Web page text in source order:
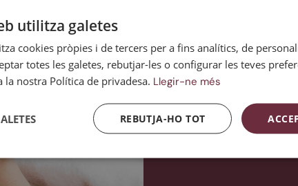
Atenuar les taques
l'estimulació
anticonceptius.
Millorar la textura,
oberts.
Contacta amb nosaltres
utilitza galetes
cookies pròpies i de tercers per a fins analítics, de
totes les galetes, rebutjar-les o configurar les teves
nostra Política de privadesa. Llegir-ne més
REBUTJA-HO TOT